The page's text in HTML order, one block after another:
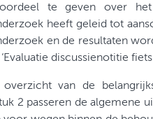
oordeel te geven over
heeft geleid tot
en de resultaten
discussienotitie
van de
2 passeren de algemene